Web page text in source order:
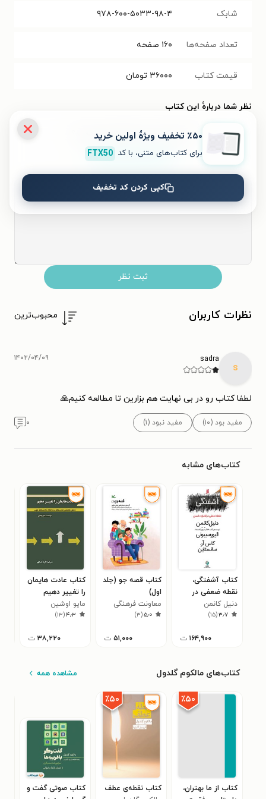
شابک ۹۷۸-۶۰۰-۵۰۳۳-۹۸-۴
تعداد صفحه‌ها ۱۶۰ صفحه
قیمت کتاب ۳۶۰۰۰ تومان
نظر شما دربارهٔ این کتاب
به این کتاب چه امتیازی می‌دهید؟
۱ ۲ ۳ ۴ ۵
ثبت نظر
نظرات کاربران محبوب‌ترین
s
sadra ۱۴۰۲/۰۴/۰۹
لطفا کتاب رو در بی نهایت هم بزارین تا مطالعه کنیم🙏
مفید بود (۱۰) مفید نبود (۱) ۰
کتاب‌های مشابه
کتاب آشفتگی،
نقطه ضعفی در
قضاوت انسان
دنیل کانمن
۳٫۷(۱۵)
۱۶۴,۹۰۰ ت
کتاب قصه جو (جلد
اول)
معاونت فرهنگی
پرورش فکری
۵٫۰(۳)
۵۱,۰۰۰ ت
کتاب عادت هایمان
را تغییر دهیم
مایو اوشین
۴٫۳(۱۳)
۳۸,۲۲۰ ت
کتاب‌های مالکوم گلدول مشاهده همه
٪۵۰
کتاب از ما بهتران،
٪۵۰
کتاب نقطه‌ی عطف
کتاب صوتی گفت‌ و
٪۵۰ تخفیف ویژۀ اولین خرید
برای کتاب‌های متنی، با کد FTX50
کپی کردن کد تخفیف